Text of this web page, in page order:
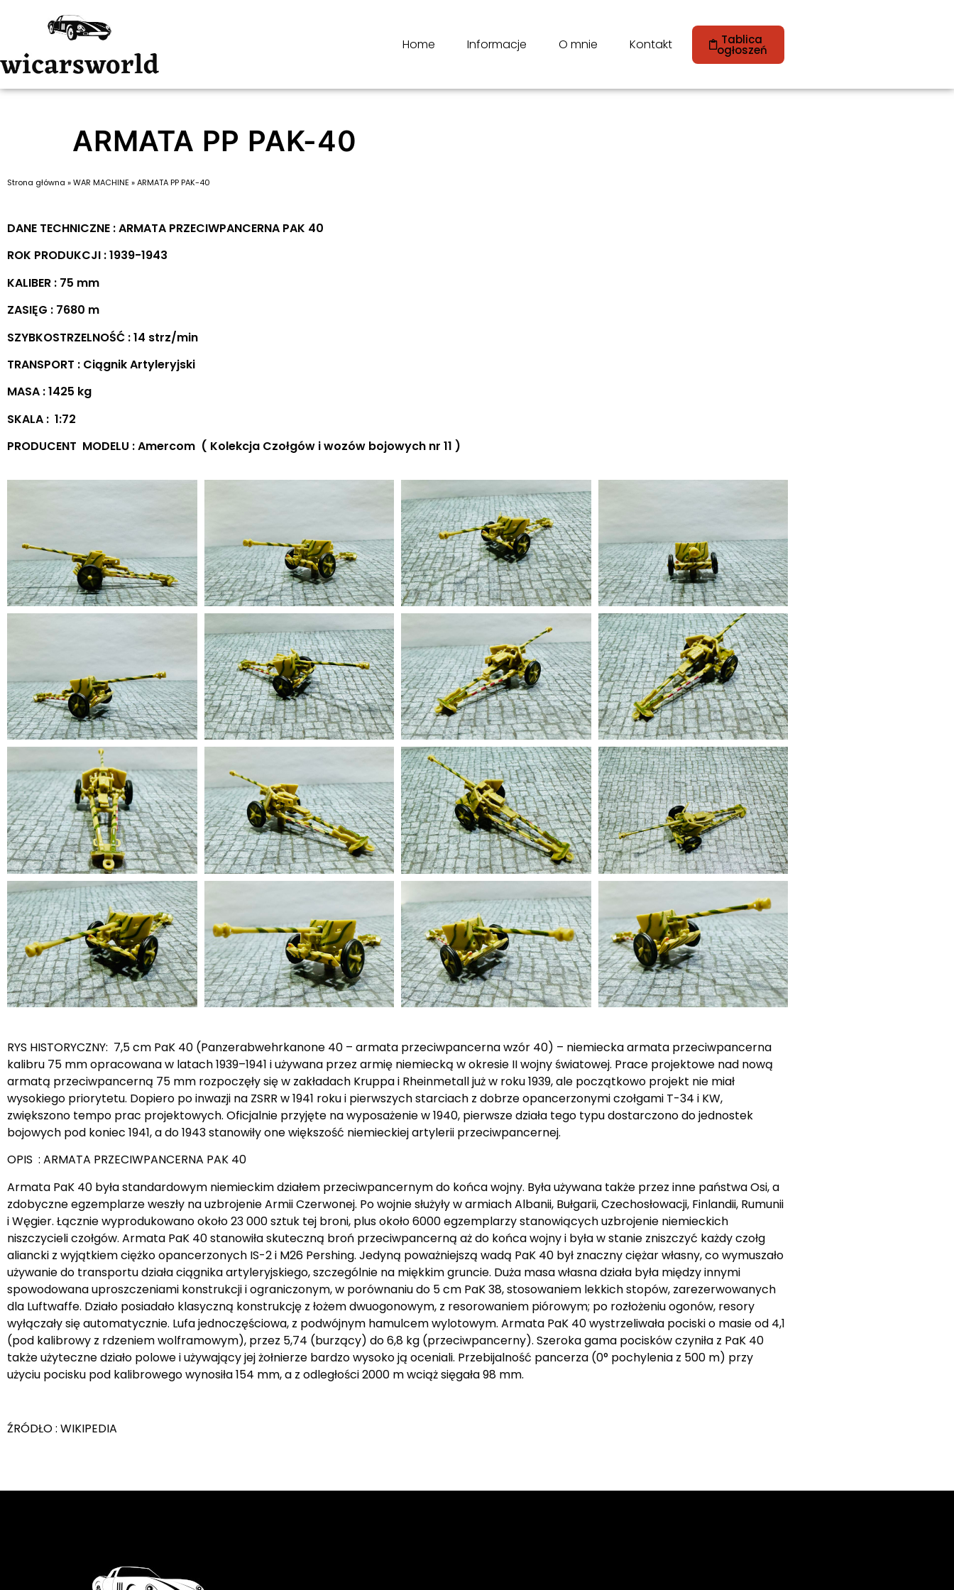
Home Informacje O mnie Kontakt Tablica
ogłoszeń
ARMATA PP PAK-40
Strona główna »WAR MACHINE »ARMATA PP PAK-40
DANE TECHNICZNE : ARMATA PRZECIWPANCERNA PAK 40
ROK PRODUKCJI : 1939-1943
KALIBER : 75 mm
ZASIĘG : 7680 m
SZYBKOSTRZELNOŚĆ : 14 strz/min
TRANSPORT : Ciągnik Artyleryjski
MASA : 1425 kg
SKALA : 1:72
PRODUCENT MODELU : Amercom ( Kolekcja Czołgów i wozów bojowych nr 11 )
RYS HISTORYCZNY: 7,5 cm PaK 40 (Panzerabwehrkanone 40 – armata przeciwpancerna wzór 40) – niemiecka armata przeciwpancerna
kalibru 75 mm opracowana w latach 1939–1941 i używana przez armię niemiecką w okresie II wojny światowej. Prace projektowe nad nową
armatą przeciwpancerną 75 mm rozpoczęły się w zakładach Kruppa i Rheinmetall już w roku 1939, ale początkowo projekt nie miał
wysokiego priorytetu. Dopiero po inwazji na ZSRR w 1941 roku i pierwszych starciach z dobrze opancerzonymi czołgami T-34 i KW,
zwiększono tempo prac projektowych. Oficjalnie przyjęte na wyposażenie w 1940, pierwsze działa tego typu dostarczono do jednostek
bojowych pod koniec 1941, a do 1943 stanowiły one większość niemieckiej artylerii przeciwpancernej.
OPIS : ARMATA PRZECIWPANCERNA PAK 40
Armata PaK 40 była standardowym niemieckim działem przeciwpancernym do końca wojny. Była używana także przez inne państwa Osi, a
zdobyczne egzemplarze weszły na uzbrojenie Armii Czerwonej. Po wojnie służyły w armiach Albanii, Bułgarii, Czechosłowacji, Finlandii, Rumunii
i Węgier. Łącznie wyprodukowano około 23 000 sztuk tej broni, plus około 6000 egzemplarzy stanowiących uzbrojenie niemieckich
niszczycieli czołgów. Armata PaK 40 stanowiła skuteczną broń przeciwpancerną aż do końca wojny i była w stanie zniszczyć każdy czołg
aliancki z wyjątkiem ciężko opancerzonych IS-2 i M26 Pershing. Jedyną poważniejszą wadą PaK 40 był znaczny ciężar własny, co wymuszało
używanie do transportu działa ciągnika artyleryjskiego, szczególnie na miękkim gruncie. Duża masa własna działa była między innymi
spowodowana uproszczeniami konstrukcji i ograniczonym, w porównaniu do 5 cm PaK 38, stosowaniem lekkich stopów, zarezerwowanych
dla Luftwaffe. Działo posiadało klasyczną konstrukcję z łożem dwuogonowym, z resorowaniem piórowym; po rozłożeniu ogonów, resory
wyłączały się automatycznie. Lufa jednoczęściowa, z podwójnym hamulcem wylotowym. Armata PaK 40 wystrzeliwała pociski o masie od 4,1
(pod kalibrowy z rdzeniem wolframowym), przez 5,74 (burzący) do 6,8 kg (przeciwpancerny). Szeroka gama pocisków czyniła z PaK 40
także użyteczne działo polowe i używający jej żołnierze bardzo wysoko ją oceniali. Przebijalność pancerza (0° pochylenia z 500 m) przy
użyciu pocisku pod kalibrowego wynosiła 154 mm, a z odległości 2000 m wciąż sięgała 98 mm.
ŹRÓDŁO : WIKIPEDIA